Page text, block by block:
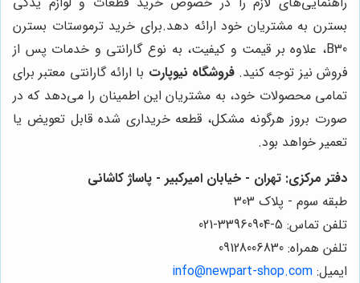
بسترن به مشتریان خود ارائه دهد.برای خرید ترموستات بسترن
B30، علاوه بر قیمت و کیفیت، به نوع گارانتی و خدمات پس از
فروش نیز توجه کنید.فروشگاه نیوپارت با ارائه گارانتی معتبر برای
تمامی محصولات خود، به مشتریان این اطمینان را می‌دهد که در
صورت بروز هرگونه مشکل، قطعه خریداری شده قابل تعویض یا
تعمیر خواهد بود.
دفتر مرکزی: تهران - خیابان امیرکبیر - پاساژ کاشانی
طبقه سوم - پلاک 303
تلفن تماس: 5-33960904-021
تلفن همراه: 09128006830
ایمیل: info@newpart-shop.com